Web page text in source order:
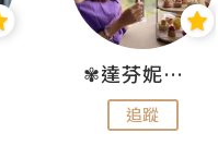
✾達芬妮•愛孩子•愛生活✾
追蹤